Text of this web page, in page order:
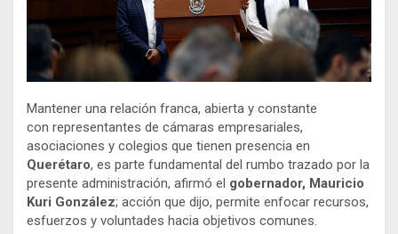
Mantener una relación franca, abierta y constante
con representantes de cámaras empresariales,
asociaciones y colegios que tienen presencia en
Querétaro, es parte fundamental del rumbo trazado por la
presente administración, afirmó el gobernador, Mauricio
Kuri González; acción que dijo, permite enfocar recursos,
esfuerzos y voluntades hacia objetivos comunes.